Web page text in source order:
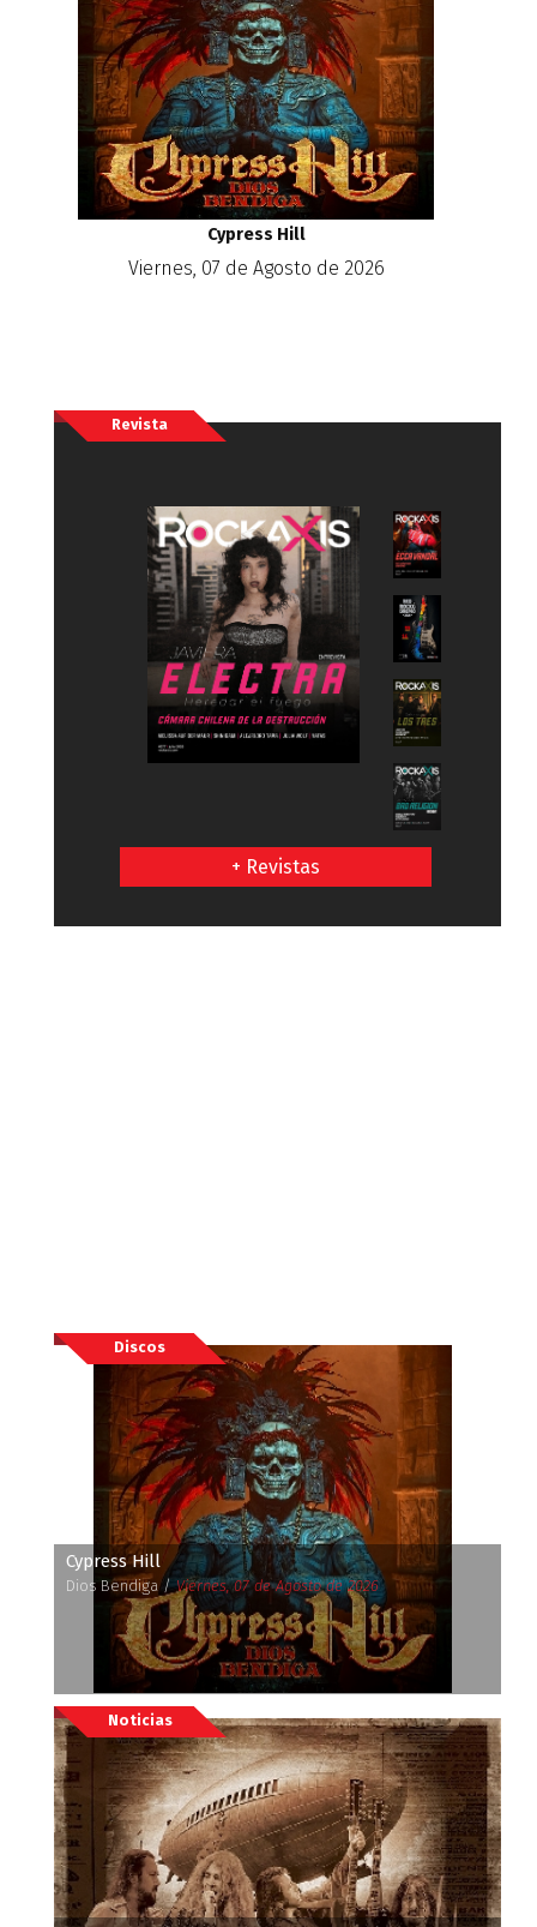
Cypress Hill
Viernes, 07 de Agosto de 2026
Revista
+ Revistas
Discos
Cypress Hill
Dios Bendiga /Viernes, 07 de Agosto de 2026
Noticias